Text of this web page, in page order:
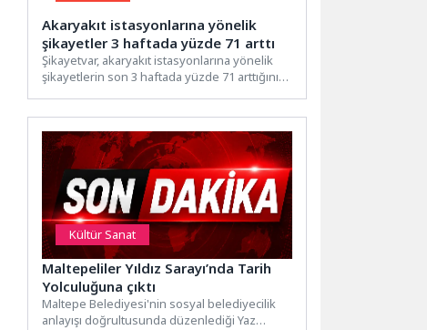
Akaryakıt istasyonlarına yönelik
şikayetler 3 haftada yüzde 71 arttı
Şikayetvar, akaryakıt istasyonlarına yönelik
şikayetlerin son 3 haftada yüzde 71 arttığını
Kültür Sanat
Maltepeliler Yıldız Sarayı’nda Tarih
Yolculuğuna çıktı
Maltepe Belediyesi'nin sosyal belediyecilik
anlayışı doğrultusunda düzenlediği Yaz